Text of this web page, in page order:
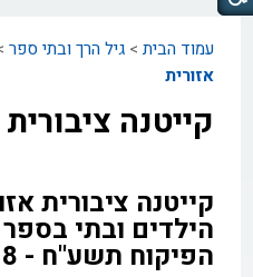
דבר
המנכ"ל
דירקטוריון
החברה
קשר
עמוד הבית >גיל הרך ובתי ספר
אזורית
קייטנה
קייטנה ציבורית
הילדים ובתי
הפיקוח תשע"ח - 2018